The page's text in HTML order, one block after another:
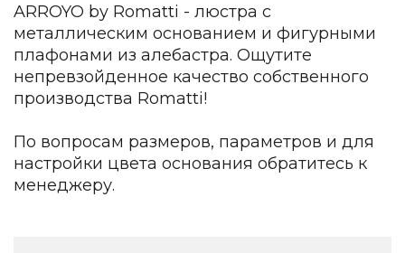
Мебель для HoReCa
Производство мебели на заказ Romatti
Корпусная мебель на заказ
Шкафы и гардеробные на заказ
Мебель для ванной
Офисная мебель
Детская мебель
Уличная и садовая мебель
Фитнес и wellness-оборудование
Коллекции
ARROYO by Romatti - люстра с
металлическим основанием и фигурными
плафонами из алебастра. Ощутите
непревзойденное качество собственного
производства Romatti!
По вопросам размеров, параметров и для
настройки цвета основания обратитесь к
менеджеру.